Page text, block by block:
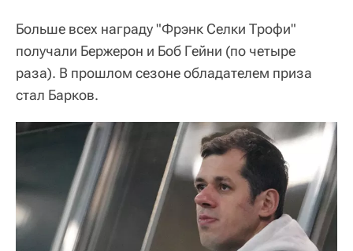
Больше всех награду "Фрэнк Селки Трофи"
получали Бержерон и Боб Гейни (по четыре
раза). В прошлом сезоне обладателем приза
стал Барков.